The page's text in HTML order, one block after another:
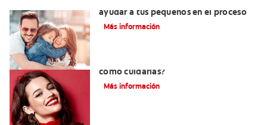
ayudar a tus pequeños en el proceso
Más información
cómo cuidarlas?
Más información